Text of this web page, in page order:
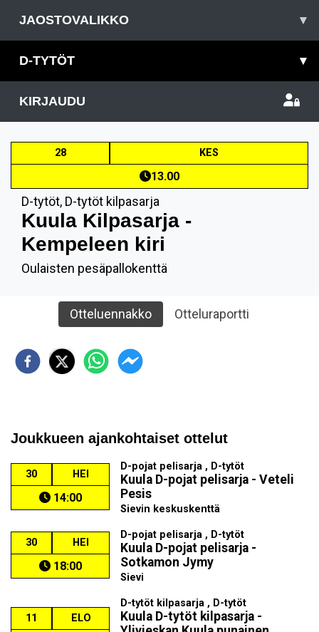
JAOSTOVALIKKO ▾
D-TYTÖT ▾
KIRJAUDU
28 KES
13.00
D-tytöt, D-tytöt kilpasarja
Kuula Kilpasarja -
Kempeleen kiri
Oulaisten pesäpallokenttä
Otteluennakko Otteluraportti
Joukkueen ajankohtaiset ottelut
30 HEI
14:00
D-pojat pelisarja , D-tytöt
Kuula D-pojat pelisarja - Veteli
Pesis
Sievin keskuskenttä
30 HEI
18:00
D-pojat pelisarja , D-tytöt
Kuula D-pojat pelisarja -
Sotkamon Jymy
Sievi
11 ELO
D-tytöt kilpasarja , D-tytöt
Kuula D-tytöt kilpasarja -